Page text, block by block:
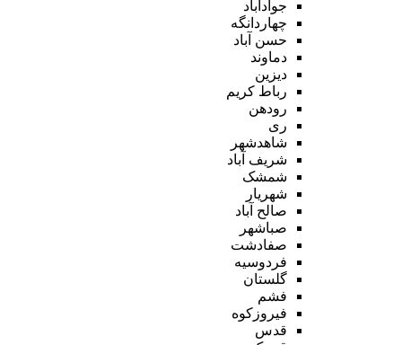
جوادآباد
چهاردانگه
حسن آباد
دماوند
دیزین
رباط کریم
رودهن
ری
شاهدشهر
شریف آباد
شمشک
شهریار
صالح آباد
صباشهر
صفادشت
فردوسیه
گلستان
فشم
فیروزکوه
قدس